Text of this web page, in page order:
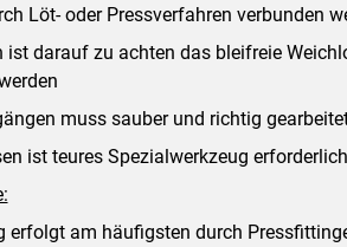
Löt- oder Pressverfahren verbunden
ist darauf zu achten das bleifreie
muss sauber und richtig
ist teures Spezialwerkzeug erforderlich
erfolgt am häufigsten durch